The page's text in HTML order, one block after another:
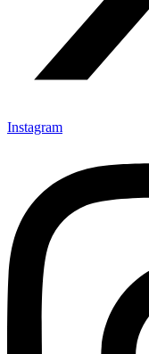
Instagram